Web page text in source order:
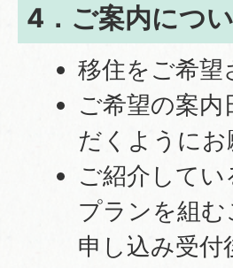
4．ご案内につ
移住をご希
ご希望の案
だくようにお
ご紹介して
プランを組
申し込み受付